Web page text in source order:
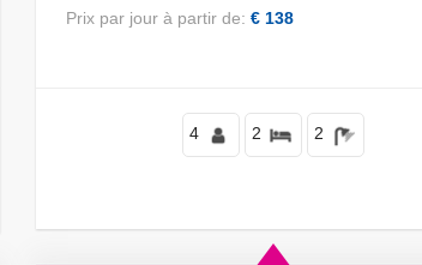
de golf, dans une zone côtière, vallonnée et
Prix par jour à partir de: € 138
4 2 2